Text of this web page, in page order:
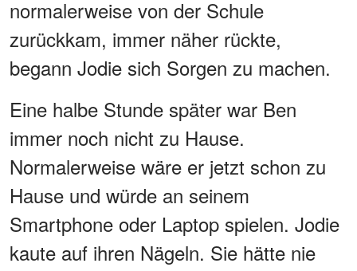
normalerweise von der Schule
zurückkam, immer näher rückte,
begann Jodie sich Sorgen zu machen.
Eine halbe Stunde später war Ben
immer noch nicht zu Hause.
Normalerweise wäre er jetzt schon zu
Hause und würde an seinem
Smartphone oder Laptop spielen. Jodie
kaute auf ihren Nägeln. Sie hätte nie